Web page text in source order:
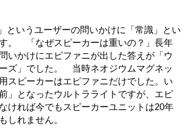
というユーザーの問いかけに「常識」とい
。 「なぜスピーカーは重いの？」長年
いかけにエピファニが出した答えが「ウ
ズ」でした。 当時ネオジウムマグネッ
スピーカーはエピファニだけでした。い
」となったウルトラライトですが、エピ
ければ今でもスピーカーユニットは20年
しれません。